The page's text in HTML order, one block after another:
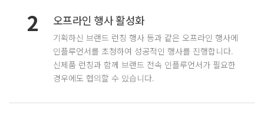
2 오프라인 행사 활성화
기획하신 브랜드 런칭 행사 등과 같은 오프라인 행사에
인플루언서를 초청하여 성공적인 행사를 진행합니다.
신제품 런칭과 함께 브랜드 전속 인플루언서가 필요한
경우에도 협의할 수 있습니다.